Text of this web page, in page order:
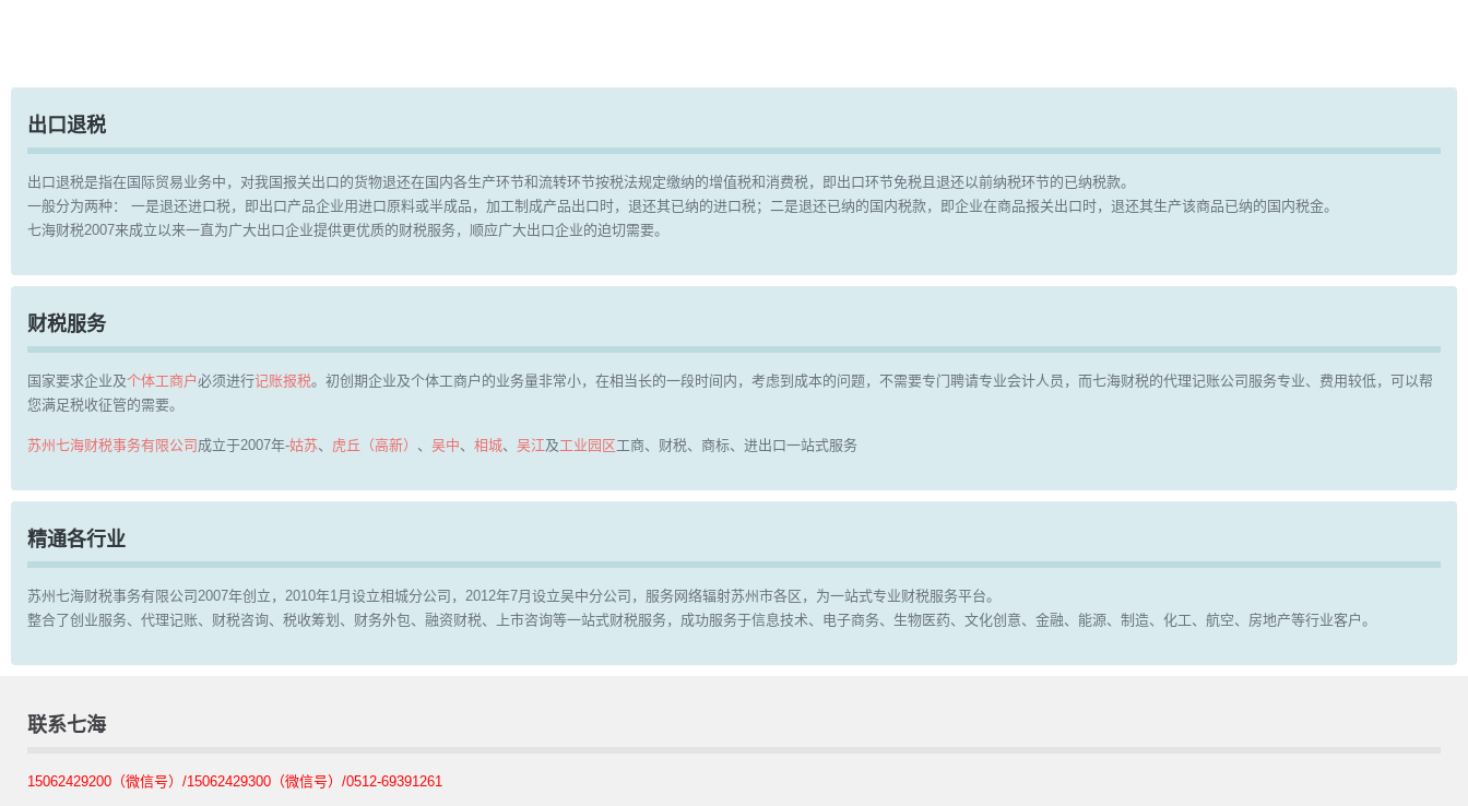
出口退税
出口退税是指在国际贸易业务中，对我国报关出口的货物退还在国内各生产环节和流转环节按税法规定缴纳的增值税和消费税，即出口环节免税且退还以前纳税环节的已纳税款。
一般分为两种： 一是退还进口税，即出口产品企业用进口原料或半成品，加工制成产品出口时，退还其已纳的进口税；二是退还已纳的国内税款，即企业在商品报关出口时，退还其生产该商品已纳的国内税金。
七海财税2007来成立以来一直为广大出口企业提供更优质的财税服务，顺应广大出口企业的迫切需要。
财税服务
国家要求企业及个体工商户必须进行记账报税。初创期企业及个体工商户的业务量非常小，在相当长的一段时间内，考虑到成本的问题，不需要专门聘请专业会计人员，而七海财税的代理记账公司服务专业、费用较低，可以帮
您满足税收征管的需要。
苏州七海财税事务有限公司 成立于2007年-姑苏、 虎丘（高新） 、 吴中、 相城、 吴江及工业园区工商、财税、商标、进出口一站式服务
精通各行业
苏州七海财税事务有限公司2007年创立，2010年1月设立相城分公司，2012年7月设立吴中分公司，服务网络辐射苏州市各区，为一站式专业财税服务平台。
整合了创业服务、代理记账、财税咨询、税收筹划、财务外包、融资财税、上市咨询等一站式财税服务，成功服务于信息技术、电子商务、生物医药、文化创意、金融、能源、制造、化工、航空、房地产等行业客户。
联系七海
15062429200（微信号）/15062429300（微信号）/0512-69391261